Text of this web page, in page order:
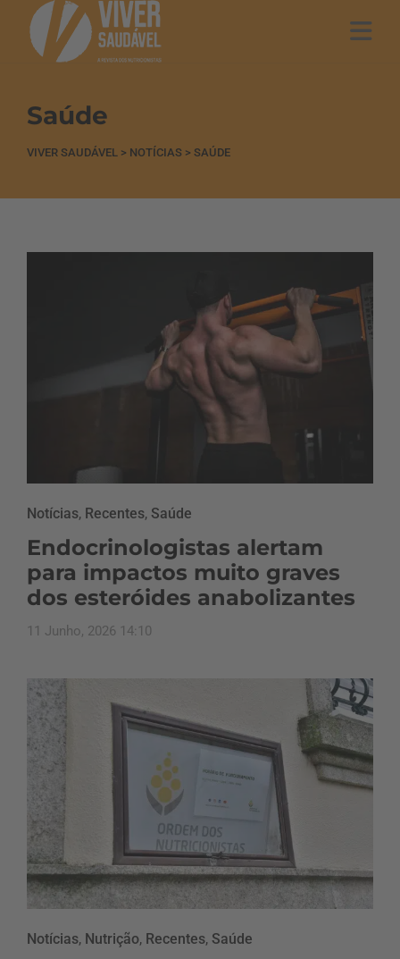
Saúde
VIVER SAUDÁVEL > NOTÍCIAS > SAÚDE
Notícias, Recentes, Saúde
Endocrinologistas alertam
para impactos muito graves
dos esteróides anabolizantes
11 Junho, 2026 14:10
Notícias, Nutrição, Recentes, Saúde